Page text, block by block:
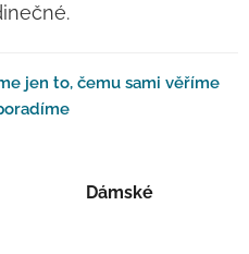
jen to, čemu sami věříme
Dámské